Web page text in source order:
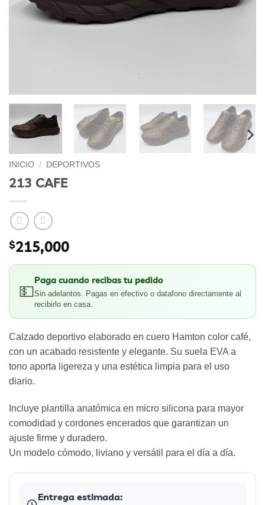
INICIO / DEPORTIVOS
213 CAFE
$215,000
💵
Paga cuando recibas tu pedido
Sin adelantos. Pagas en efectivo o datafono directamente al
recibirlo en casa.
Calzado deportivo elaborado en cuero Hamton color café,
con un acabado resistente y elegante. Su suela EVA a
tono aporta ligereza y una estética limpia para el uso
diario.
Incluye plantilla anatómica en micro silicona para mayor
comodidad y cordones encerados que garantizan un
ajuste firme y duradero.
Un modelo cómodo, liviano y versátil para el día a día.
Entrega estimada: